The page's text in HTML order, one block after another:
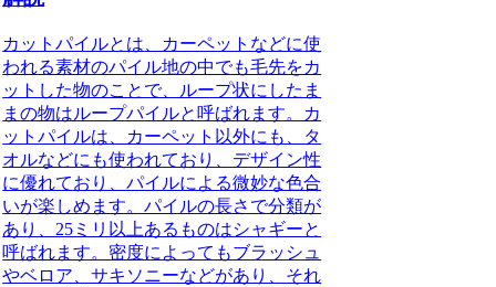
カットパイルとは 、カーペットなどに使
われる素材のパイル地の中でも毛先をカ
ットした物のことで、ループ状にしたま
まの物はループパイルと呼ばれます。カ
ットパイルは、カーペット以外にも、タ
オルなどにも使われており、デザイン性
に優れており、パイルによる微妙な色合
いが楽しめます。パイルの長さで分類が
あり、25ミリ以上あるものはシャギーと
呼ばれます。密度によってもブラッシュ
やベロア、サキソニーなどがあり、それ